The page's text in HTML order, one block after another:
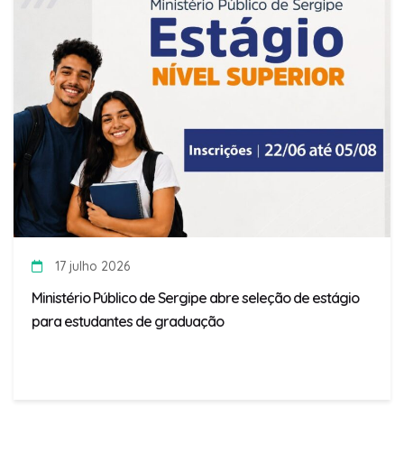
17 julho 2026
Ministério Público de Sergipe abre seleção de estágio
para estudantes de graduação